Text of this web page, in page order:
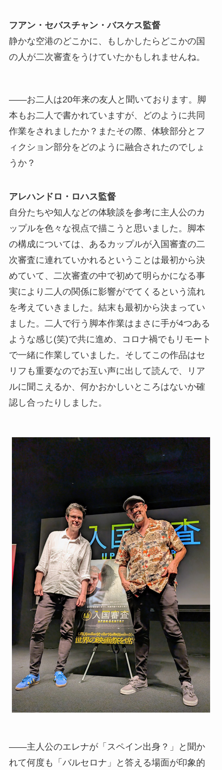
フアン・セバスチャン・バスケス監督
静かな空港のどこかに、もしかしたらどこかの国
の人が二次審査をうけていたかもしれませんね。
――お二人は20年来の友人と聞いております。脚
本もお二人で書かれていますが、どのように共同
作業をされましたか？またその際、体験部分とフ
ィクション部分をどのように融合されたのでしょ
うか？
アレハンドロ・ロハス監督
自分たちや知人などの体験談を参考に主人公のカ
ップルを色々な視点で描こうと思いました。脚本
の構成については、あるカップルが入国審査の二
次審査に連れていかれるということは最初から決
めていて、二次審査の中で初めて明らかになる事
実により二人の関係に影響がでてくるという流れ
を考えていきました。結末も最初から決まってい
ました。二人で行う脚本作業はまさに手が4つある
ような感じ(笑)で共に進め、コロナ禍でもリモート
で一緒に作業していました。そしてこの作品はセ
リフも重要なのでお互い声に出して読んで、リア
ルに聞こえるか、何かおかしいところはないか確
認し合ったりしました。
――主人公のエレナが「スペイン出身？」と聞か
れて何度も「バルセロナ」と答える場面が印象的